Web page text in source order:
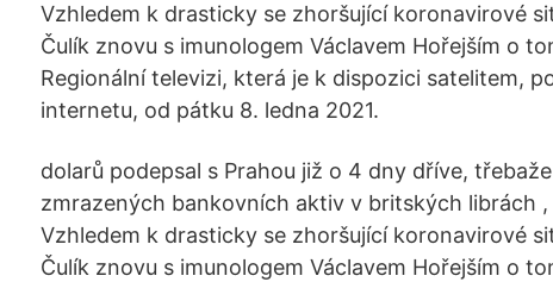
Vzhledem k drasticky se zhoršující koronavirové
Čulík znovu s imunologem Václavem Hořejším o
Regionální televizi, která je k dispozici satelitem,
internetu, od pátku 8. ledna 2021.
dolarů podepsal s Prahou již o 4 dny dříve,
zmrazených bankovních aktiv v britských librách
Vzhledem k drasticky se zhoršující koronavirové
Čulík znovu s imunologem Václavem Hořejším o